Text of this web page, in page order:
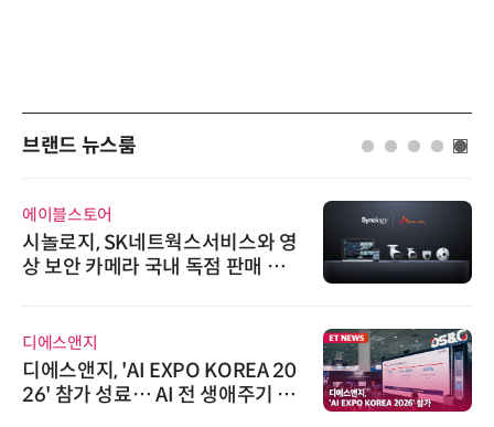
브랜드 뉴스룸
AIPD
“특허분석도 AI와 함께”…IP산업
'AX' 시대 본격화, 지식재산처 1호
슈퍼솔루션
슈퍼솔루션, 2026 Next-Gen AI C
ooling Summit 성황리 성료